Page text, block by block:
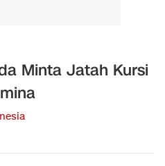
Minta Jatah Kursi